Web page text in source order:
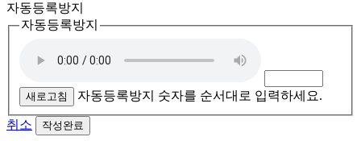
자동등록방지
자동등록방지
새로고침 자동등록방지 숫자를 순서대로 입력하세요.
취소